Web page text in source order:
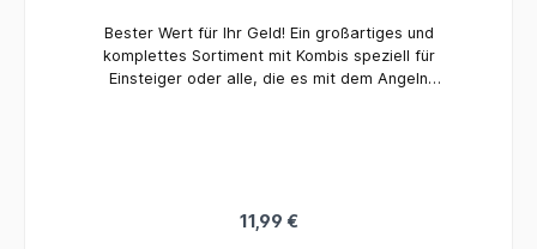
Bester Wert für Ihr Geld! Ein großartiges und
komplettes Sortiment mit Kombis speziell für
Einsteiger oder alle, die es mit dem Angeln
11,99 €